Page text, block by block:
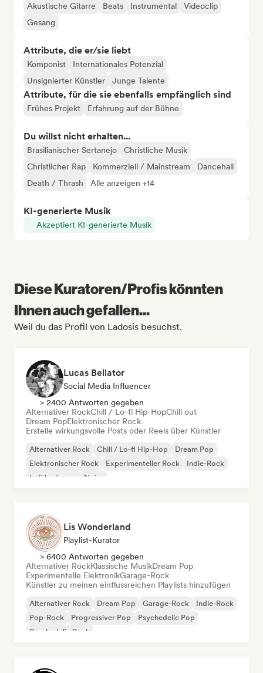
Akustische Gitarre Beats Instrumental
Videoclip
Gesang
Attribute, die er/sie liebt
Komponist
Internationales Potenzial
Unsignierter Künstler
Junge Talente
Attribute, für die sie ebenfalls empfänglich sind
Frühes Projekt Erfahrung auf der Bühne
Du willst nicht erhalten...
Brasilianischer Sertanejo
Christliche Musik
Christlicher Rap
Kommerziell / Mainstream
Dancehall
Death / Thrash
Alle anzeigen +14
KI-generierte Musik
Akzeptiert KI-generierte Musik
Diese Kuratoren/Profis könnten
Ihnen auch gefallen...
Weil du das Profil von Ladosis besuchst.
Lucas Bellator
Social Media Influencer
> 2400 Antworten gegeben
Alternativer RockChill / Lo-fi Hip-HopChill out
Dream PopElektronischer Rock
Erstelle wirkungsvolle Posts oder Reels über Künstler
Alternativer Rock Chill / Lo-fi Hip-Hop
Dream Pop
Elektronischer Rock
Experimenteller Rock
Indie-Rock
Lofi bedroom
Noise
Lis Wonderland
Playlist-Kurator
> 6400 Antworten gegeben
Alternativer RockKlassische MusikDream Pop
Experimentelle ElektronikGarage-Rock
Künstler zu meinen einflussreichen Playlists hinzufügen
Alternativer Rock Dream Pop Garage-Rock
Indie-Rock
Pop-Rock
Progressiver Pop
Psychedelic Pop
Psychedelic Rock